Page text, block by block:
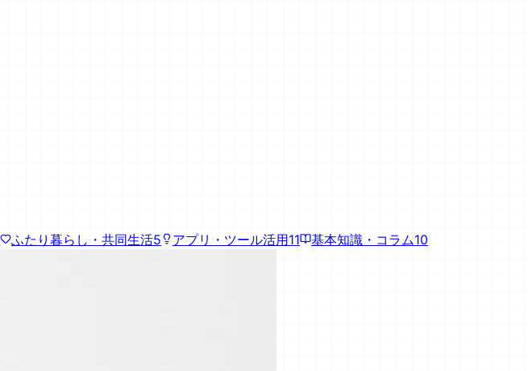
ふたり暮らし・共同生活5 アプリ・ツール活用11 基本知識・コラム10